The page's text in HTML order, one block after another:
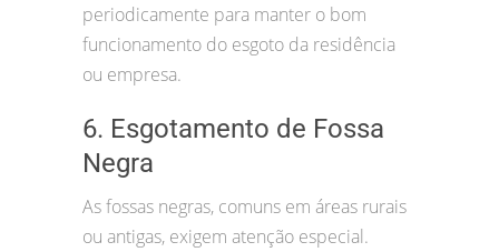
periodicamente para manter o bom
funcionamento do esgoto da residência
ou empresa.
6. Esgotamento de Fossa
Negra
As fossas negras, comuns em áreas rurais
ou antigas, exigem atenção especial.